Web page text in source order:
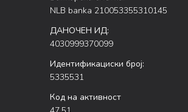
NLB banka 210053355310145
ДАНОЧЕН ИД:
4030999370099
Идентификациски број:
5335531
Код на активност